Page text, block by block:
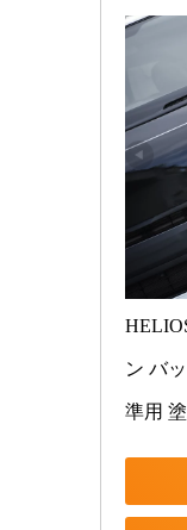
ン バ
準用